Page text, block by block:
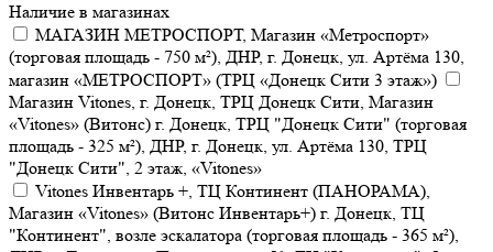
Наличие в магазинах
МАГАЗИН МЕТРОСПОРТ, Магазин «Метроспорт»
(торговая площадь - 750 м²), ДНР, г. Донецк, ул. Артёма 130,
магазин «МЕТРОСПОРТ» (ТРЦ «Донецк Сити 3 этаж»)
Магазин Vitones, г. Донецк, ТРЦ Донецк Сити, Магазин
«Vitones» (Витонс) г. Донецк, ТРЦ "Донецк Сити" (торговая
площадь - 325 м²), ДНР, г. Донецк, ул. Артёма 130, ТРЦ
"Донецк Сити", 2 этаж, «Vitones»
Vitones Инвентарь +, ТЦ Континент (ПАНОРАМА),
Магазин «Vitones» (Витонс Инвентарь+) г. Донецк, ТЦ
"Континент", возле эскалатора (торговая площадь - 365 м²),